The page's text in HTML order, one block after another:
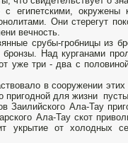
египетскими,
Они стерегут
вечность.
срубы-гробницы из
Над курганами
уже три - два с
в сооружении этих
для жизни
Ала-Тау
Ала-Тау скот
от холодных